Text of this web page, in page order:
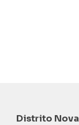
Distrito Nova